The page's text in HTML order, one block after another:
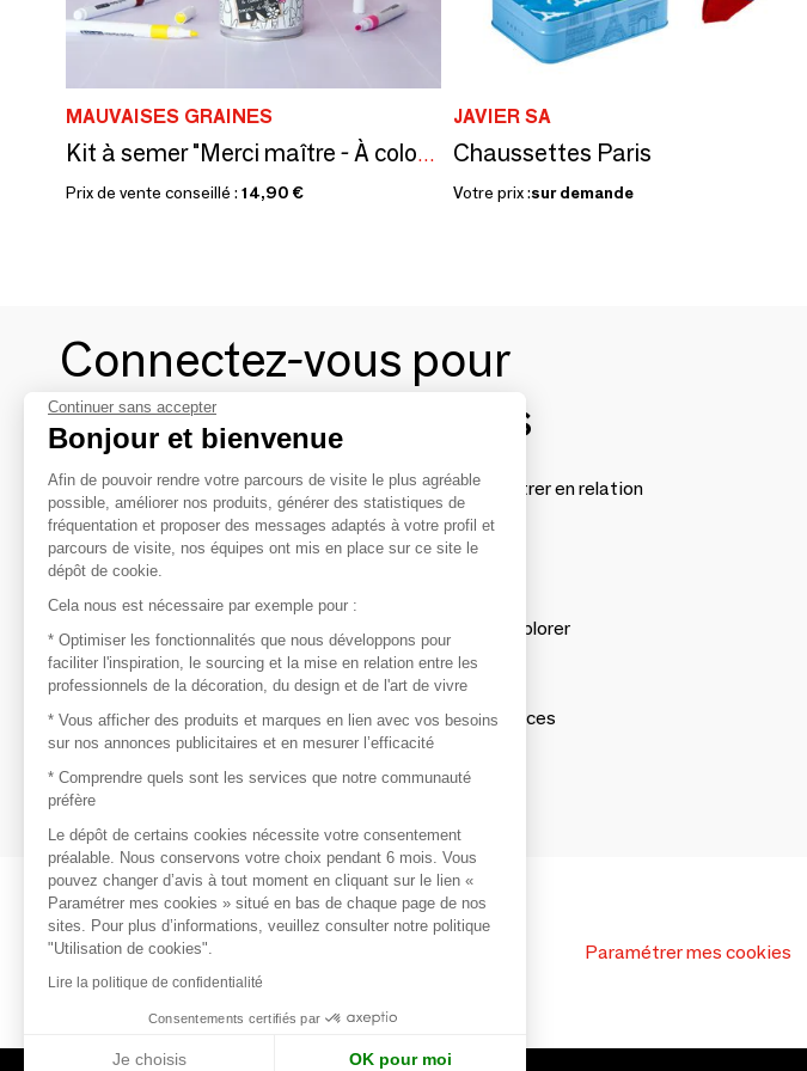
MAUVAISES GRAINES
Kit à semer "Merci maître - À colorier" Fabriqué en France
Prix de vente conseillé : 14,90 €
JAVIER SA
Chaussettes Paris
Votre prix :sur demande
Connectez-vous pour
contacter les marques
Afin de profiter au mieux de l'expérience MOM et de rentrer en relation
avec vos marques préférées, créez-vous un compte.
Découvrir
Les produits de milliers de fournisseurs à explorer
S'inspirer
Inspiration et sélections de produits tendances
Contacter
Paramétrer mes cookies
Continuer sans accepter
Bonjour et bienvenue
Afin de pouvoir rendre votre parcours de visite le plus agréable
possible, améliorer nos produits, générer des statistiques de
fréquentation et proposer des messages adaptés à votre profil et
parcours de visite, nos équipes ont mis en place sur ce site le
dépôt de cookie.
Cela nous est nécessaire par exemple pour :
* Optimiser les fonctionnalités que nous développons pour
faciliter l'inspiration, le sourcing et la mise en relation entre les
professionnels de la décoration, du design et de l'art de vivre
* Vous afficher des produits et marques en lien avec vos besoins
sur nos annonces publicitaires et en mesurer l’efficacité
* Comprendre quels sont les services que notre communauté
préfère
Le dépôt de certains cookies nécessite votre consentement
préalable. Nous conservons votre choix pendant 6 mois. Vous
pouvez changer d’avis à tout moment en cliquant sur le lien «
Paramétrer mes cookies » situé en bas de chaque page de nos
sites. Pour plus d’informations, veuillez consulter notre politique
"Utilisation de cookies".
Lire la politique de confidentialité
Consentements certifiés par
Je choisis OK pour moi